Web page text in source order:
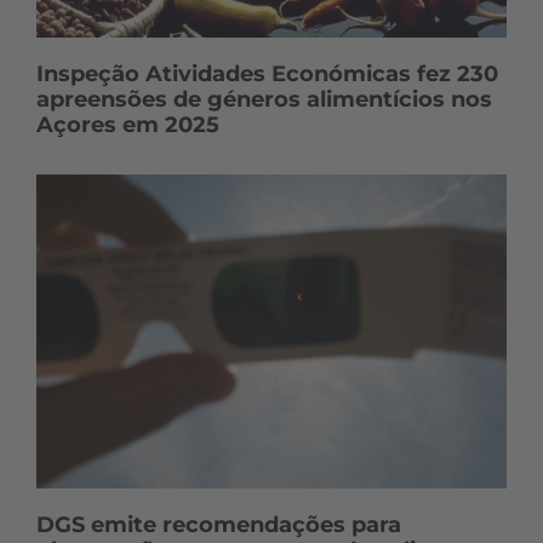
Inspeção Atividades Económicas fez 230
apreensões de géneros alimentícios nos
Açores em 2025
DGS emite recomendações para